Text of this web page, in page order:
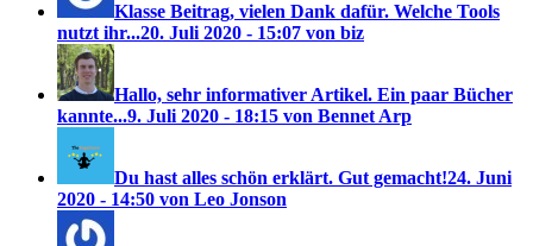
Klasse Beitrag, vielen Dank dafür. Welche Tools
nutzt ihr...20. Juli 2020 - 15:07 von biz
Hallo, sehr informativer Artikel. Ein paar Bücher
kannte...9. Juli 2020 - 18:15 von Bennet Arp
Du hast alles schön erklärt. Gut gemacht!24. Juni
2020 - 14:50 von Leo Jonson